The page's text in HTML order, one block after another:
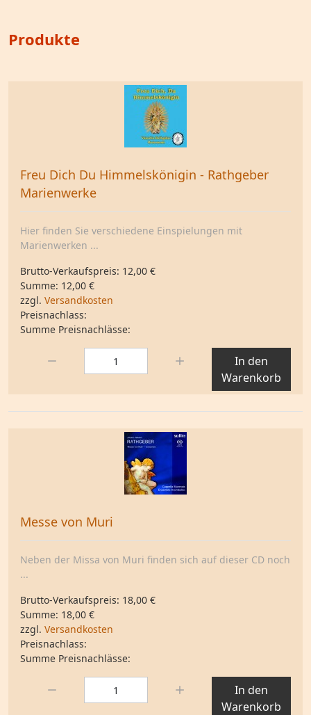
Produkte
Freu Dich Du Himmelskönigin - Rathgeber
Marienwerke
Hier finden Sie verschiedene Einspielungen mit
Marienwerken ...
Brutto-Verkaufspreis: 12,00 €
Summe: 12,00 €
zzgl. Versandkosten
Preisnachlass:
Summe Preisnachlässe:
In den
Warenkorb
Messe von Muri
Neben der Missa von Muri finden sich auf dieser CD noch
...
Brutto-Verkaufspreis: 18,00 €
Summe: 18,00 €
zzgl. Versandkosten
Preisnachlass:
Summe Preisnachlässe:
In den
Warenkorb